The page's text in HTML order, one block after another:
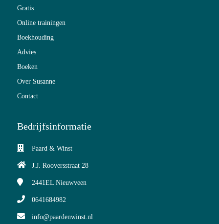
Gratis
Online trainingen
Boekhouding
Advies
Boeken
Over Susanne
Contact
Bedrijfsinformatie
Paard & Winst
J.J. Rooversstraat 28
2441EL Nieuwveen
0641684982
info@paardenwinst.nl